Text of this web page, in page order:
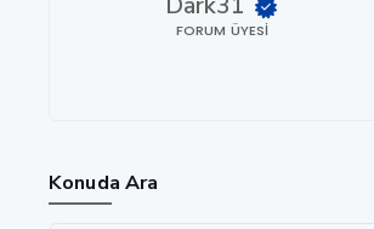
FORUM ÜYESI
Konuda Ara